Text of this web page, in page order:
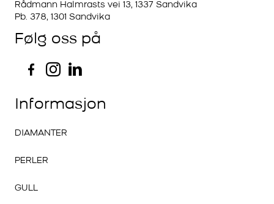
Rådmann Halmrasts vei 13, 1337 Sandvika
Pb. 378, 1301 Sandvika
Følg oss på
Informasjon
DIAMANTER
PERLER
GULL